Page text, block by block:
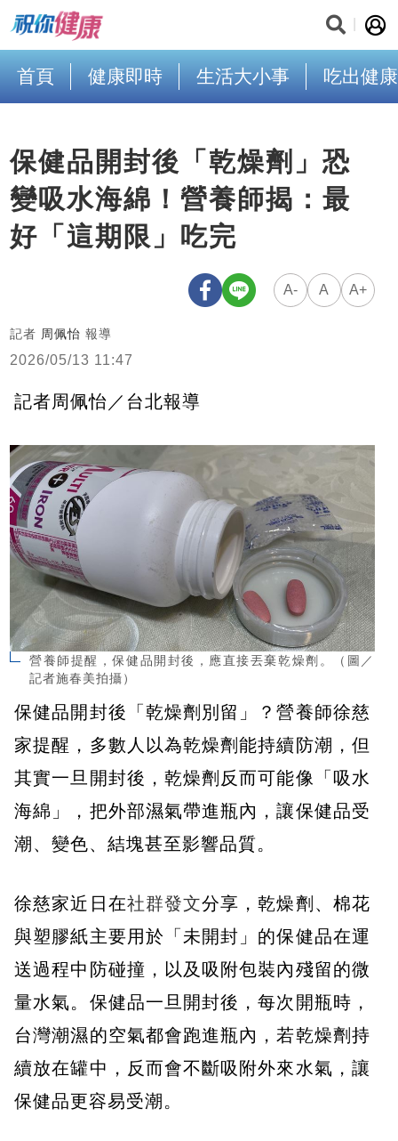
首頁 健康即時 生活大小事 吃出健康
保健品開封後「乾燥劑」恐
變吸水海綿！營養師揭：最
好「這期限」吃完
A- A A+
記者 周佩怡 報導
2026/05/13 11:47
記者周佩怡／台北報導
營養師提醒，保健品開封後，應直接丟棄乾燥劑。（圖／
記者施春美拍攝）
保健品開封後「乾燥劑別留」？營養師徐慈
家提醒，多數人以為乾燥劑能持續防潮，但
其實一旦開封後，乾燥劑反而可能像「吸水
海綿」，把外部濕氣帶進瓶內，讓保健品受
潮、變色、結塊甚至影響品質。
徐慈家近日在社群發文分享，乾燥劑、棉花
與塑膠紙主要用於「未開封」的保健品在運
送過程中防碰撞，以及吸附包裝內殘留的微
量水氣。保健品一旦開封後，每次開瓶時，
台灣潮濕的空氣都會跑進瓶內，若乾燥劑持
續放在罐中，反而會不斷吸附外來水氣，讓
保健品更容易受潮。